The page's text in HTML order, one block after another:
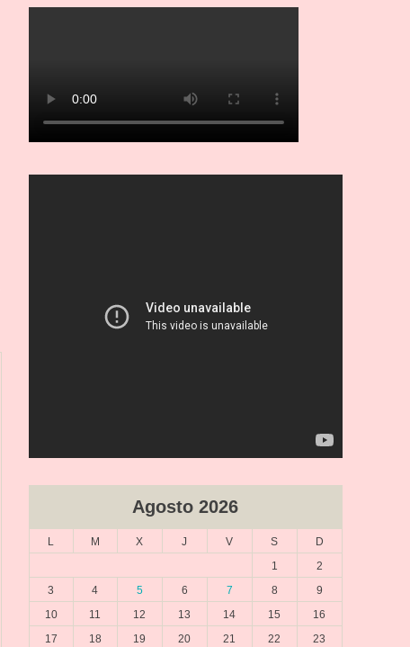
Agosto 2026
L M X J V S
D
1
2
3
4 5 6 7 8
9
10
11 12 13 14 15
16
17
18 19 20 21 22
23